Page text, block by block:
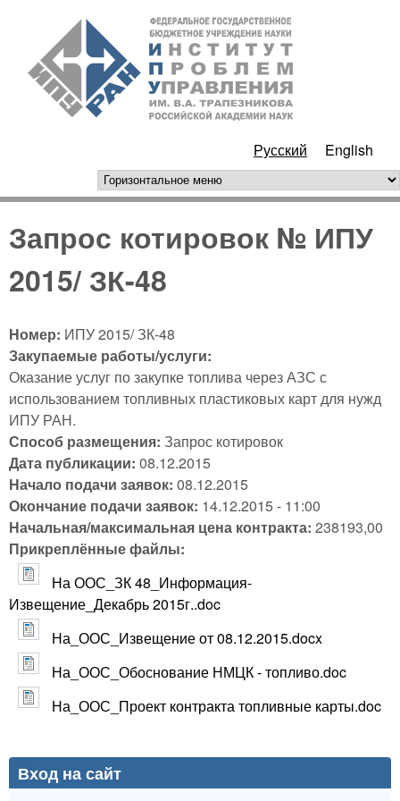
Перейти к основному
содержанию
РАН
Русский English
горизонтальное меню
Запрос котировок № ИПУ
2015/ ЗК-48
Номер: ИПУ 2015/ ЗК-48
Закупаемые работы/услуги:
Оказание услуг по закупке топлива через АЗС с
использованием топливных пластиковых карт для нужд
ИПУ РАН.
Способ размещения: Запрос котировок
Дата публикации: 08.12.2015
Начало подачи заявок: 08.12.2015
Окончание подачи заявок: 14.12.2015 - 11:00
Начальная/максимальная цена контракта: 238193,00
Прикреплённые файлы:
На ООС_ЗК 48_Информация-
Извещение_Декабрь 2015г..doc
На_ООС_Извещение от 08.12.2015.docx
На_ООС_Обоснование НМЦК - топливо.doc
На_ООС_Проект контракта топливные карты.doc
Вход на сайт